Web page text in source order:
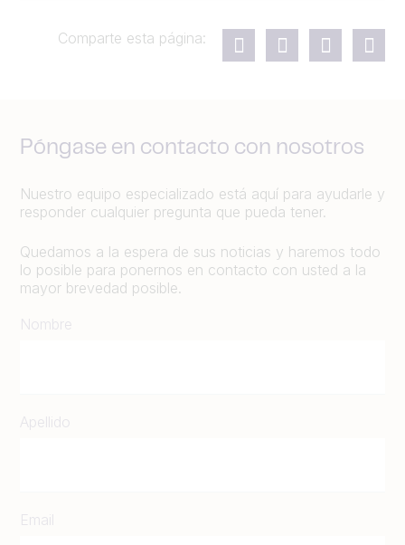
Comparte esta página:
Póngase en contacto con nosotros
Nuestro equipo especializado está aquí para ayudarle y
responder cualquier pregunta que pueda tener.
Quedamos a la espera de sus noticias y haremos todo
lo posible para ponernos en contacto con usted a la
mayor brevedad posible.
Nombre
Apellido
Email